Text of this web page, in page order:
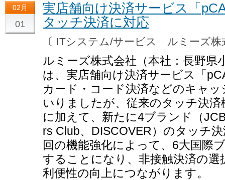
02月
01
実店舗向け決済サービス「
タッチ決済に対応
〔 ITシステム/サービス ルミーズ
ルミーズ株式会社（本社：長野
は、実店舗向け決済サービス「
カード・コード決済などのキャ
いりましたが、従来のタッチ決
に加えて、新たに4ブランド（
rs Club、DISCOVER）のタッチ
回の機能強化によって、6大国際
することになり、非接触決済の
利便性の向上につながります。